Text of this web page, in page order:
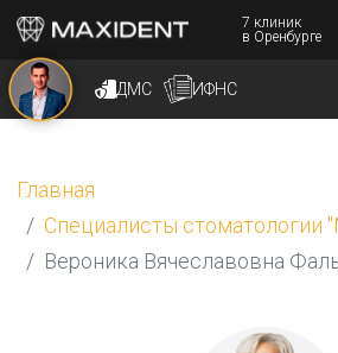
7 клиник
в Оренбурге
ИФНС
ДМС
Главная
Специалисты стоматологии
Вероника Вячеславовна